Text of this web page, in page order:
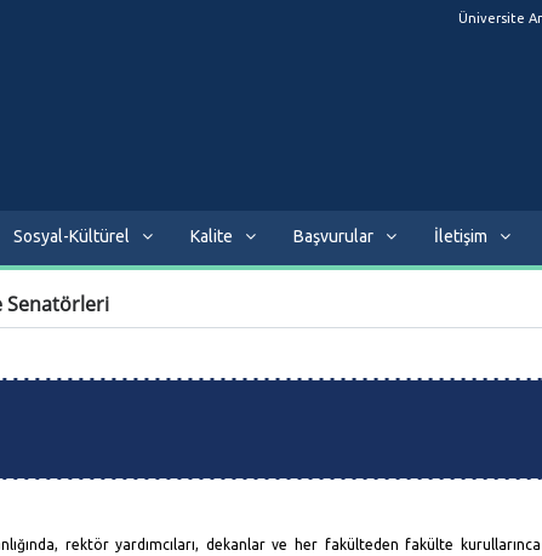
Üniversite
Sosyal-Kültürel Kalite Başvurular İletişim
Senatörleri
rektör yardımcıları, dekanlar ve her fakülteden fakülte